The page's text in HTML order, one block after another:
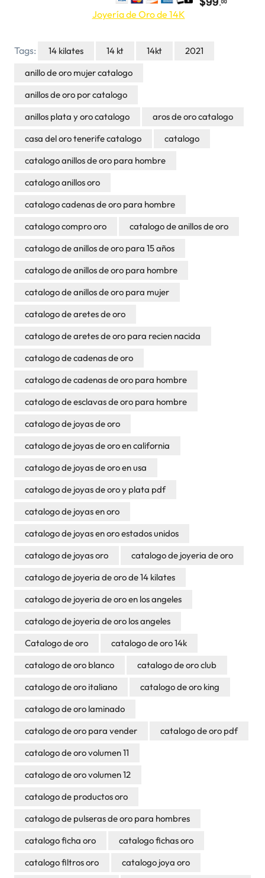
Joyería de Oro de 14K
Tags: 14 kilates 14 kt 14kt
2021
anillo de oro mujer catalogo
anillos de oro por catalogo
anillos plata y oro catalogo
aros de oro catalogo
casa del oro tenerife catalogo
catalogo
catalogo anillos de oro para hombre
catalogo anillos oro
catalogo cadenas de oro para hombre
catalogo compro oro
catalogo de anillos de oro
catalogo de anillos de oro para 15 años
catalogo de anillos de oro para hombre
catalogo de anillos de oro para mujer
catalogo de aretes de oro
catalogo de aretes de oro para recien nacida
catalogo de cadenas de oro
catalogo de cadenas de oro para hombre
catalogo de esclavas de oro para hombre
catalogo de joyas de oro
catalogo de joyas de oro en california
catalogo de joyas de oro en usa
catalogo de joyas de oro y plata pdf
catalogo de joyas en oro
catalogo de joyas en oro estados unidos
catalogo de joyas oro
catalogo de joyeria de oro
catalogo de joyeria de oro de 14 kilates
catalogo de joyeria de oro en los angeles
catalogo de joyeria de oro los angeles
Catalogo de oro
catalogo de oro 14k
catalogo de oro blanco
catalogo de oro club
catalogo de oro italiano
catalogo de oro king
catalogo de oro laminado
catalogo de oro para vender
catalogo de oro pdf
catalogo de oro volumen 11
catalogo de oro volumen 12
catalogo de productos oro
catalogo de pulseras de oro para hombres
catalogo ficha oro
catalogo fichas oro
catalogo filtros oro
catalogo joya oro